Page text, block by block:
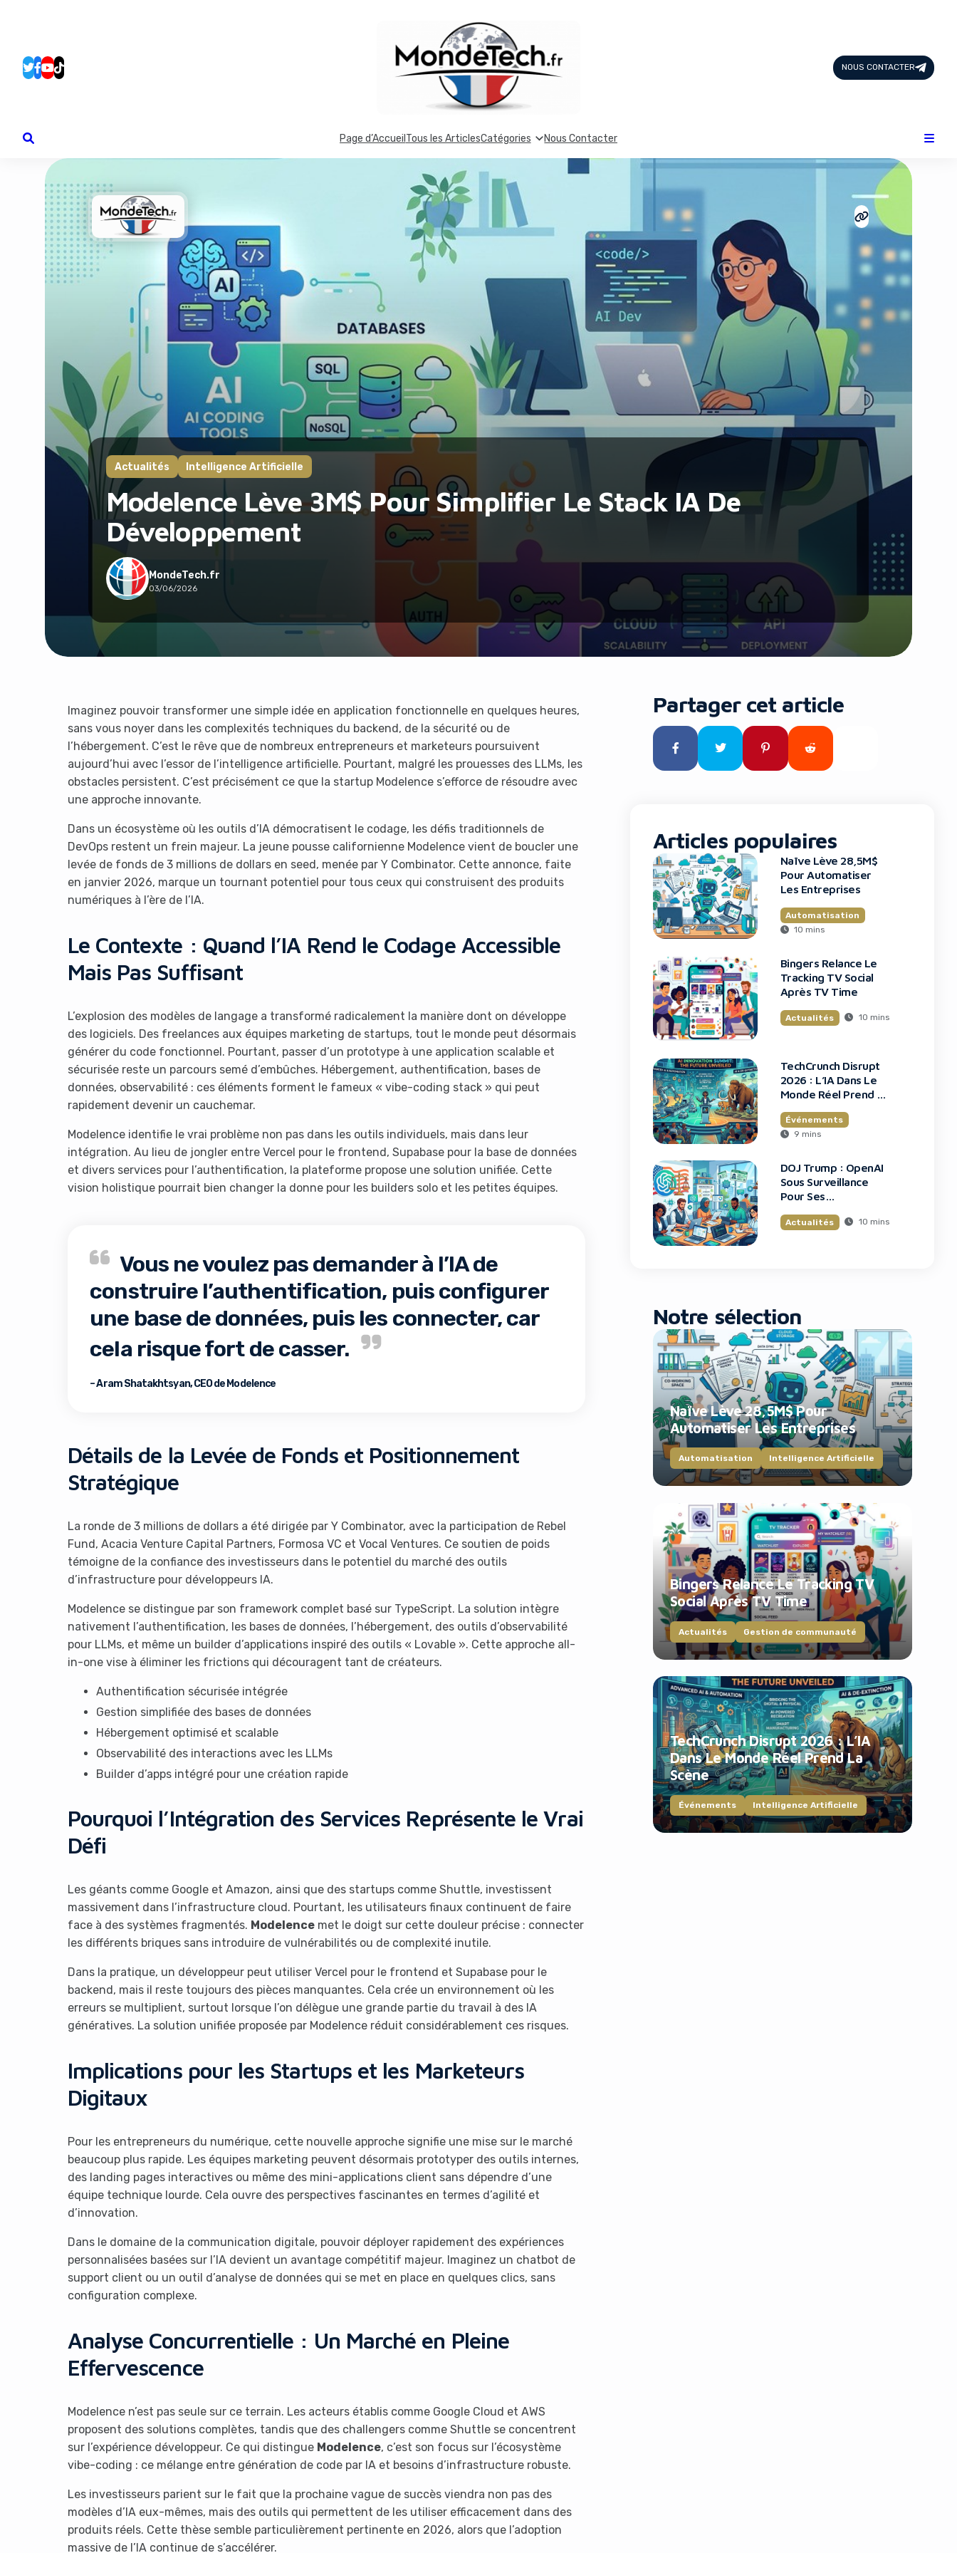
NOUS CONTACTER
Page d’Accueil Tous les ArticlesCatégories Nous Contacter
Actualités Intelligence Artificielle
Modelence Lève 3M$ Pour Simplifier Le Stack IA De
Développement
MondeTech.fr
03/06/2026
Imaginez pouvoir transformer une simple idée en application fonctionnelle en quelques heures,
sans vous noyer dans les complexités techniques du backend, de la sécurité ou de
l’hébergement. C’est le rêve que de nombreux entrepreneurs et marketeurs poursuivent
aujourd’hui avec l’essor de l’intelligence artificielle. Pourtant, malgré les prouesses des LLMs, les
obstacles persistent. C’est précisément ce que la startup Modelence s’efforce de résoudre avec
une approche innovante.
Dans un écosystème où les outils d’IA démocratisent le codage, les défis traditionnels de
DevOps restent un frein majeur. La jeune pousse californienne Modelence vient de boucler une
levée de fonds de 3 millions de dollars en seed, menée par Y Combinator. Cette annonce, faite
en janvier 2026, marque un tournant potentiel pour tous ceux qui construisent des produits
numériques à l’ère de l’IA.
Le Contexte : Quand l’IA Rend le Codage Accessible
Mais Pas Suffisant
L’explosion des modèles de langage a transformé radicalement la manière dont on développe
des logiciels. Des freelances aux équipes marketing de startups, tout le monde peut désormais
générer du code fonctionnel. Pourtant, passer d’un prototype à une application scalable et
sécurisée reste un parcours semé d’embûches. Hébergement, authentification, bases de
données, observabilité : ces éléments forment le fameux « vibe-coding stack » qui peut
rapidement devenir un cauchemar.
Modelence identifie le vrai problème non pas dans les outils individuels, mais dans leur
intégration. Au lieu de jongler entre Vercel pour le frontend, Supabase pour la base de données
et divers services pour l’authentification, la plateforme propose une solution unifiée. Cette
vision holistique pourrait bien changer la donne pour les builders solo et les petites équipes.
Vous ne voulez pas demander à l’IA de
construire l’authentification, puis configurer
une base de données, puis les connecter, car
cela risque fort de casser.
– Aram Shatakhtsyan, CEO de Modelence
Détails de la Levée de Fonds et Positionnement
Stratégique
La ronde de 3 millions de dollars a été dirigée par Y Combinator, avec la participation de Rebel
Fund, Acacia Venture Capital Partners, Formosa VC et Vocal Ventures. Ce soutien de poids
témoigne de la confiance des investisseurs dans le potentiel du marché des outils
d’infrastructure pour développeurs IA.
Modelence se distingue par son framework complet basé sur TypeScript. La solution intègre
nativement l’authentification, les bases de données, l’hébergement, des outils d’observabilité
pour LLMs, et même un builder d’applications inspiré des outils « Lovable ». Cette approche all-
in-one vise à éliminer les frictions qui découragent tant de créateurs.
Authentification sécurisée intégrée
Gestion simplifiée des bases de données
Hébergement optimisé et scalable
Observabilité des interactions avec les LLMs
Builder d’apps intégré pour une création rapide
Pourquoi l’Intégration des Services Représente le Vrai
Défi
Les géants comme Google et Amazon, ainsi que des startups comme Shuttle, investissent
massivement dans l’infrastructure cloud. Pourtant, les utilisateurs finaux continuent de faire
face à des systèmes fragmentés. Modelencemet le doigt sur cette douleur précise : connecter
les différents briques sans introduire de vulnérabilités ou de complexité inutile.
Dans la pratique, un développeur peut utiliser Vercel pour le frontend et Supabase pour le
backend, mais il reste toujours des pièces manquantes. Cela crée un environnement où les
erreurs se multiplient, surtout lorsque l’on délègue une grande partie du travail à des IA
génératives. La solution unifiée proposée par Modelence réduit considérablement ces risques.
Implications pour les Startups et les Marketeurs
Digitaux
Pour les entrepreneurs du numérique, cette nouvelle approche signifie une mise sur le marché
beaucoup plus rapide. Les équipes marketing peuvent désormais prototyper des outils internes,
des landing pages interactives ou même des mini-applications client sans dépendre d’une
équipe technique lourde. Cela ouvre des perspectives fascinantes en termes d’agilité et
d’innovation.
Dans le domaine de la communication digitale, pouvoir déployer rapidement des expériences
personnalisées basées sur l’IA devient un avantage compétitif majeur. Imaginez un chatbot de
support client ou un outil d’analyse de données qui se met en place en quelques clics, sans
configuration complexe.
Analyse Concurrentielle : Un Marché en Pleine
Effervescence
Modelence n’est pas seule sur ce terrain. Les acteurs établis comme Google Cloud et AWS
proposent des solutions complètes, tandis que des challengers comme Shuttle se concentrent
sur l’expérience développeur. Ce qui distingue Modelence, c’est son focus sur l’écosystème
vibe-coding : ce mélange entre génération de code par IA et besoins d’infrastructure robuste.
Les investisseurs parient sur le fait que la prochaine vague de succès viendra non pas des
modèles d’IA eux-mêmes, mais des outils qui permettent de les utiliser efficacement dans des
produits réels. Cette thèse semble particulièrement pertinente en 2026, alors que l’adoption
massive de l’IA continue de s’accélérer.
Partager cet article
Articles populaires
Naïve Lève 28,5M$
Pour Automatiser
Les Entreprises
Automatisation
10 mins
Bingers Relance Le
Tracking TV Social
Après TV Time
Actualités 10 mins
TechCrunch Disrupt
2026 : L’IA Dans Le
Monde Réel Prend La
Événements
9 mins
DOJ Trump : OpenAI
Sous Surveillance
Pour Ses
Actualités 10 mins
Notre sélection
Naïve Lève 28,5M$ Pour
Automatiser Les Entreprises
Automatisation Intelligence Artificielle
Bingers Relance Le Tracking TV
Social Après TV Time
Actualités Gestion de communauté
TechCrunch Disrupt 2026 : L’IA
Dans Le Monde Réel Prend La
Scène
Événements Intelligence Artificielle
Design & Créativité
Intelligence Artificielle
Lifestyle
Marketing & Ventes
Plateformes
Produits physiques
Santé et Forme
Social & Communauté
Tech & Développement
Travail & Productivité
Voyage
It looks like you're using an ad-blocker!
Yes, I will turn off Ad-Blocker